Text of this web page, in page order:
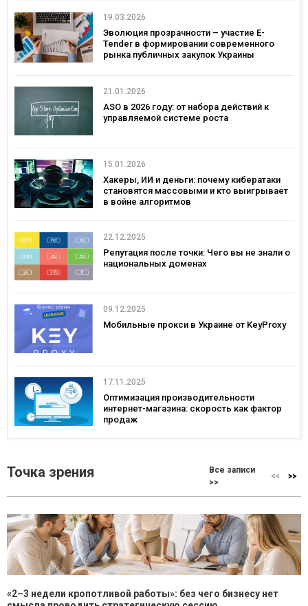
19.03.2026
Эволюция прозрачности – участие E-
Tender в формировании современного
рынка публичных закупок Украины
21.01.2026
ASO в 2026 году: от набора действий к
управляемой системе роста
15.01.2026
Хакеры, ИИ и деньги: почему кибератаки
становятся массовыми и кто выигрывает
в войне алгоритмов
22.12.2025
Репутация после точки: Чего вы не знали о
национальных доменах
09.12.2025
Мобильные прокси в Украине от KeyProxy
17.11.2025
Оптимизация производительности
интернет-магазина: скорость как фактор
продаж
Точка зрения
Все записи
>>
«2–3 недели кропотливой работы»: без чего бизнесу нет